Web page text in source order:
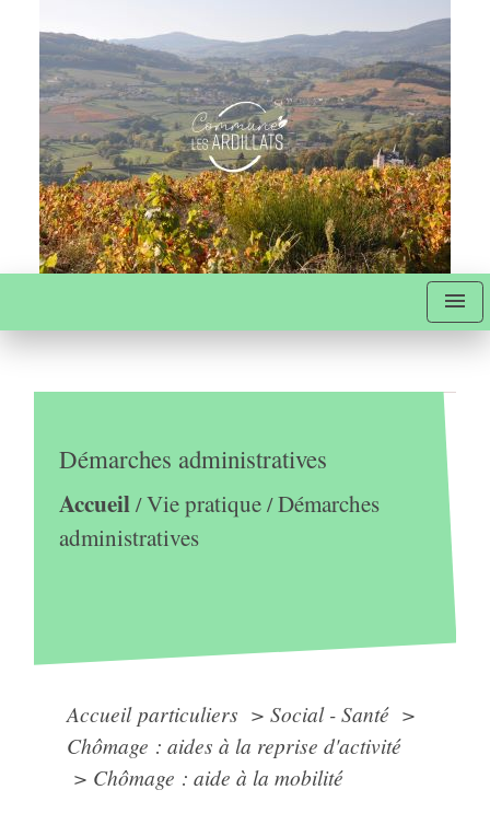
menu
Démarches administratives
Accueil/Vie pratique/Démarches
administratives
Accueil particuliers > Social - Santé >
Chômage : aides à la reprise d'activité
> Chômage : aide à la mobilité